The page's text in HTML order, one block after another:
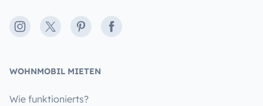
Instagram
X PinterestFacebook
WOHNMOBIL MIETEN
Wie funktionierts?